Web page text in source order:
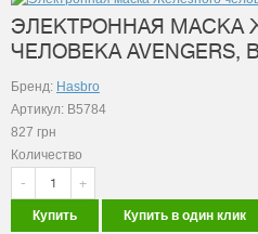
ЭЛЕКТРОННАЯ МАСКА
ЧЕЛОВЕКА AVENGERS,
Бренд: Hasbro
Артикул: B5784
827 грн
Количество
-
+
Купить Купить в один клик